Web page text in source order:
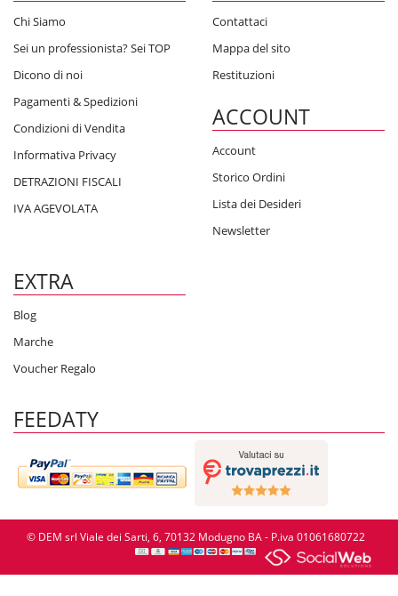
Chi Siamo
Sei un professionista? Sei TOP
Dicono di noi
Pagamenti & Spedizioni
Condizioni di Vendita
Informativa Privacy
DETRAZIONI FISCALI
IVA AGEVOLATA
Contattaci
Mappa del sito
Restituzioni
ACCOUNT
Account
Storico Ordini
Lista dei Desideri
Newsletter
EXTRA
Blog
Marche
Voucher Regalo
FEEDATY
© DEM srl Viale dei Sarti, 6, 70132 Modugno BA - P.iva 01061680722